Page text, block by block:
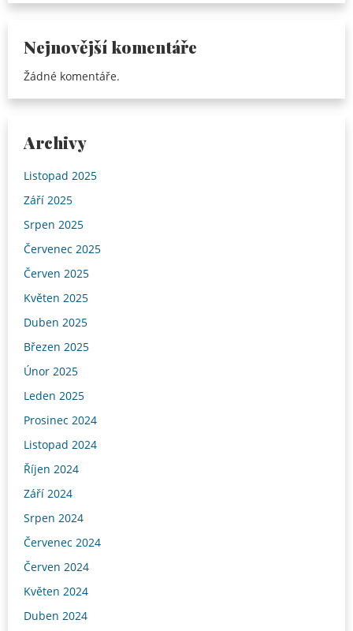
Nejnovější komentáře
Žádné komentáře.
Archivy
Listopad 2025
Září 2025
Srpen 2025
Červenec 2025
Červen 2025
Květen 2025
Duben 2025
Březen 2025
Únor 2025
Leden 2025
Prosinec 2024
Listopad 2024
Říjen 2024
Září 2024
Srpen 2024
Červenec 2024
Červen 2024
Květen 2024
Duben 2024